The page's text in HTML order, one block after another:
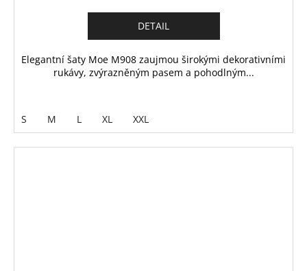
DETAIL
Elegantní šaty Moe M908 zaujmou širokými dekorativními
rukávy, zvýrazněným pasem a pohodlným...
S M L XL XXL